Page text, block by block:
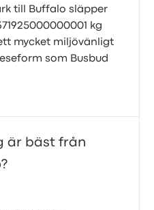
till Buffalo släpper
kg
mycket miljövänligt
som Busbud
är bäst från